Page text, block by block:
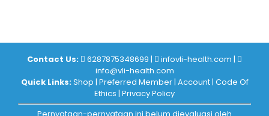
Contact Us: 6287875348699 | infovli-health.com |
info@vli-health.com
Quick Links:Shop | Preferred Member| Account| Code Of
Ethics | Privacy Policy